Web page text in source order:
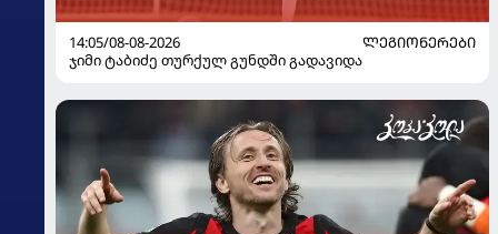
14:05/08-08-2026
ᲚᲔᲒᲘᲝᲜᲔᲠᲔᲑᲘ
ჯიმი ტაბიძე თურქულ გუნდში გადავიდა